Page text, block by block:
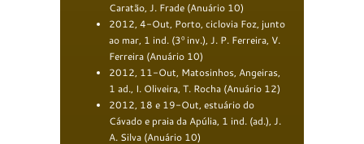
Caratão, J. Frade (Anuário 10)
2012, 4-Out, Porto, ciclovia Foz, junto
ao mar, 1 ind. (3º inv.), J. P. Ferreira, V.
Ferreira (Anuário 10)
2012, 11-Out, Matosinhos, Angeiras,
1 ad., I. Oliveira, T. Rocha (Anuário 12)
2012, 18 e 19-Out, estuário do
Cávado e praia da Apúlia, 1 ind. (ad.), J.
A. Silva (Anuário 10)